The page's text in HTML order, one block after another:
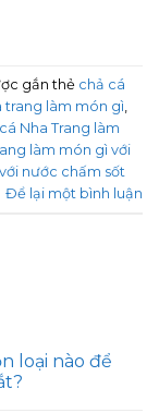
gắn thẻ chả cá
trang làm món gì
Nha Trang làm
làm món gì với
nước chấm sốt
Để lại một bình luận
loại nào để